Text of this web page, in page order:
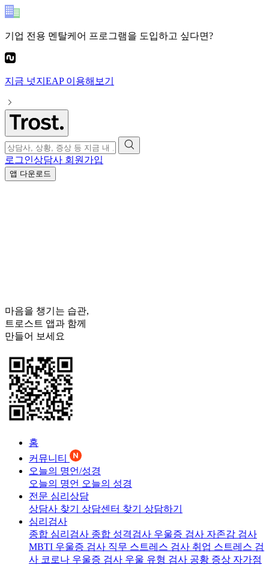
기업 전용 멘탈케어 프로그램을 도입하고 싶다면?
지금 넛지EAP이용해보기
로그인상담사 회원가입
앱 다운로드
마음을 챙기는 습관,
트로스트 앱과 함께
만들어 보세요
홈
커뮤니티
오늘의 명언/성경
오늘의 명언 오늘의 성경
전문 심리상담
상담사 찾기 상담센터 찾기 상담하기
심리검사
종합 심리검사 종합 성격검사 우울증 검사 자존감 검사
MBTI 우울증 검사 직무 스트레스 검사 취업 스트레스 검
사 코로나 우울증 검사 우울 유형 검사 공황 증상 자가점